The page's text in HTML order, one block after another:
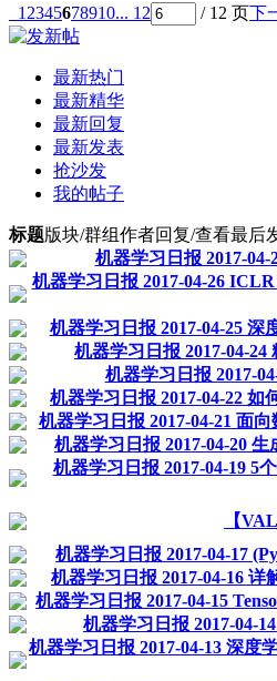
1 2345678910... 12 / 12 页下
最新热门
最新精华
最新回复
最新发表
抢沙发
我的帖子
标题版块/群组作者回复/查看最后
机器学习日报 2017-
机器学习日报 2017-04-26
机器学习日报 2017-04-25
机器学习日报 2017-04-
机器学习日报 2017-
机器学习日报 2017-04-22
机器学习日报 2017-04-21 面
机器学习日报 2017-04-20
机器学习日报 2017-04-19 5
【
机器学习日报 2017-04-17
机器学习日报 2017-04-16
机器学习日报 2017-04-15
机器学习日报 2017-04-
机器学习日报 2017-04-13 深度